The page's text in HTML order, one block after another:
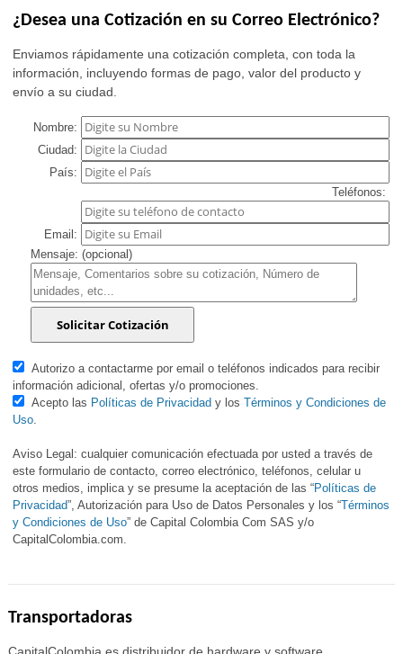
¿Desea una Cotización en su Correo Electrónico?
Enviamos rápidamente una cotización completa, con toda la
información, incluyendo formas de pago, valor del producto y
envío a su ciudad.
Nombre:
Ciudad:
País:
Teléfonos:
Email:
Mensaje: (opcional)
Autorizo a contactarme por email o teléfonos indicados para recibir
información adicional, ofertas y/o promociones.
Acepto las Políticas de Privacidad y losTérminos y Condiciones de
Uso.
Aviso Legal: cualquier comunicación efectuada por usted a través de
este formulario de contacto, correo electrónico, teléfonos, celular u
otros medios, implica y se presume la aceptación de las “Políticas de
Privacidad”, Autorización para Uso de Datos Personales y los “Términos
y Condiciones de Uso” de Capital Colombia Com SAS y/o
CapitalColombia.com.
Transportadoras